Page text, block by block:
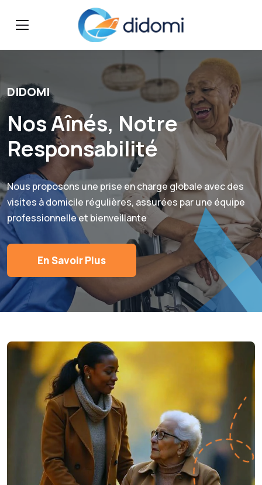
DIDOMI
Nos Aînés, Notre
Responsabilité
Nous proposons une prise en charge globale avec des
visites à domicile régulières, assurées par une équipe
professionnelle et bienveillante
En Savoir Plus